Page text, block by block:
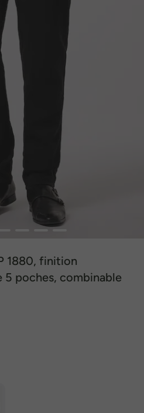
1880, finition
5 poches, combinable